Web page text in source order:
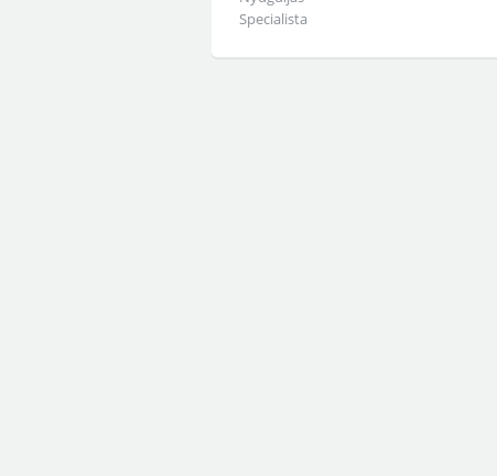
Specialista